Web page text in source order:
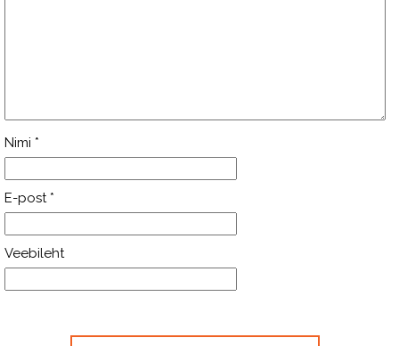
Nimi *
E-post *
Veebileht